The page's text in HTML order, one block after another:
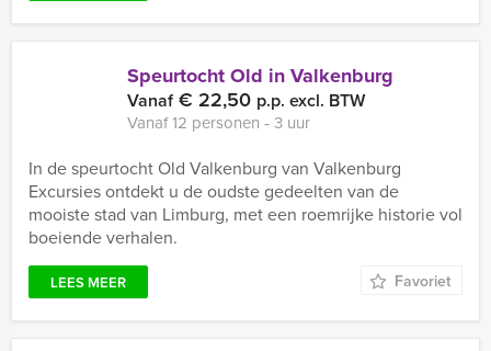
Speurtocht Old in Valkenburg
Vanaf€ 22,50 p.p. excl. BTW
Vanaf 12 personen ‐ 3 uur
In de speurtocht Old Valkenburg van Valkenburg
Excursies ontdekt u de oudste gedeelten van de
mooiste stad van Limburg, met een roemrijke historie vol
boeiende verhalen.
LEES MEER Favoriet